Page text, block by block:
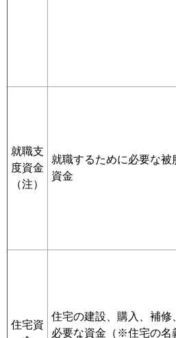
就職支
度資金
（注）
就職するために必要な被
資金
住宅資
住宅の建設、購入、補修
必要な資金（※住宅の名